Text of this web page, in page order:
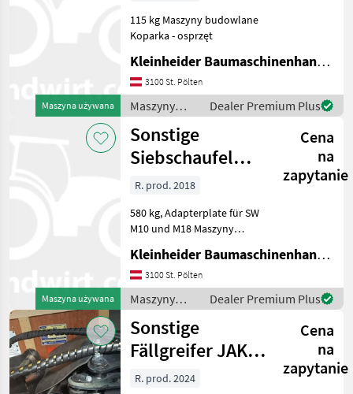
Maszyna używana
115 kg Maszyny budowlane
Koparka - osprzęt
Kleinheider Baumaschinenhandel GmbH.
3100 St. Pölten
Maszyny
budowlane /
Sonstige
Dealer Premium Plus
Maszyna używana
Sonstige
Siebschaufel
Allu DL 2-12
Cena
na
zapytanie
R. prod. 2018
580 kg, Adapterplate für SW
M10 und M18 Maszyny
osprzęt
Kleinheider Baumaschinenhandel GmbH.
3100 St. Pölten
Maszyny
budowlane /
Sonstige
Dealer Premium Plus
Sonstige
Fällgreifer JAK
250 R LP G4
Cena
na
zapytanie
R. prod. 2024